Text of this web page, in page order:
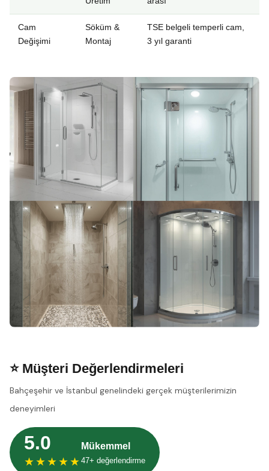
Cam
Değişimi
Söküm &
Montaj
TSE belgeli temperli cam,
3 yıl garanti
⭐ Müşteri Değerlendirmeleri
Bahçeşehir ve İstanbul genelindeki gerçek müşterilerimizin
deneyimleri
5.0
★★★★★
Mükemmel
47+ değerlendirme